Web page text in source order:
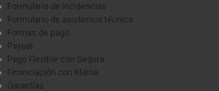
Formulario de incidencias
Formulario de asistencia técnica
Formas de pago
Paypal
Pago Flexible con Sequra
Financiación con Klarna
Garantías